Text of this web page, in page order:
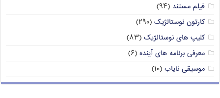
فیلم مستند (۹۴)
کارتون نوستالژیک (۲۹۰)
کلیپ های نوستالژیک (۸۳)
معرفی برنامه های آینده (۶)
موسیقی نایاب (۱۰)